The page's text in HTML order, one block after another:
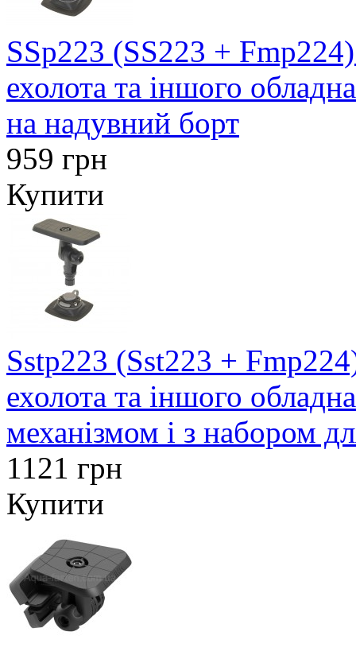
SSp223 (SS223 +
ехолота та іншого
на надувний борт
959 грн
Купити
Sstp223 (Sst223 +
ехолота та іншого
механізмом і з набором
1121 грн
Купити